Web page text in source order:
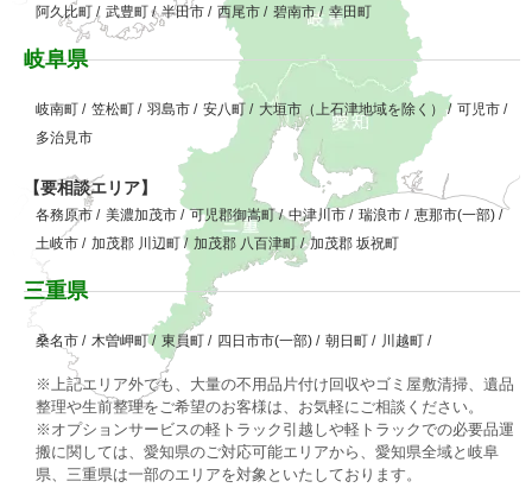
阿久比町 / 武豊町/ 半田市 / 西尾市 / 碧南市/ 幸田町
岐阜県
岐南町 / 笠松町 / 羽島市 / 安八町 / 大垣市（上石津地域を除く） / 可児市 /
多治見市
【要相談エリア】
各務原市 / 美濃加茂市 / 可児郡御嵩町/ 中津川市 / 瑞浪市 / 恵那市(一部) /
土岐市 / 加茂郡 川辺町/ 加茂郡 八百津町 / 加茂郡 坂祝町
三重県
桑名市 / 木曽岬町/ 東員町 / 四日市市(一部) / 朝日町 / 川越町 /
※上記エリア外でも、大量の不用品片付け回収やゴミ屋敷清掃、遺品
整理や生前整理をご希望のお客様は、お気軽にご相談ください。
※オプションサービスの軽トラック引越しや軽トラックでの必要品運
搬に関しては、愛知県のご対応可能エリアから、愛知県全域と岐阜
県、三重県は一部のエリアを対象といたしております。